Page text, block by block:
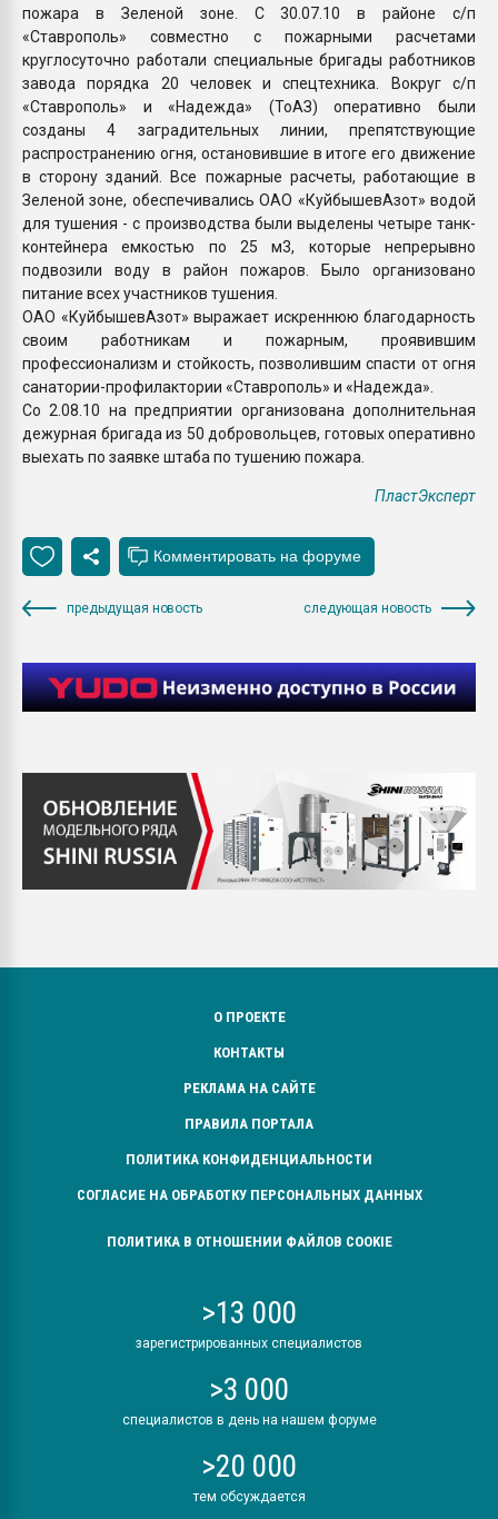
пожара в Зеленой зоне. С 30.07.10 в районе с/п
«Ставрополь» совместно с пожарными расчетами
круглосуточно работали специальные бригады работников
завода порядка 20 человек и спецтехника. Вокруг с/п
«Ставрополь» и «Надежда» (ТоАЗ) оперативно были
созданы 4 заградительных линии, препятствующие
распространению огня, остановившие в итоге его движение
в сторону зданий. Все пожарные расчеты, работающие в
Зеленой зоне, обеспечивались ОАО «КуйбышевАзот» водой
для тушения - с производства были выделены четыре танк-
контейнера емкостью по 25 м3, которые непрерывно
подвозили воду в район пожаров. Было организовано
питание всех участников тушения.
ОАО «КуйбышевАзот» выражает искреннюю благодарность
своим работникам и пожарным, проявившим
профессионализм и стойкость, позволившим спасти от огня
санатории-профилактории «Ставрополь» и «Надежда».
Со 2.08.10 на предприятии организована дополнительная
дежурная бригада из 50 добровольцев, готовых оперативно
выехать по заявке штаба по тушению пожара.
ПластЭксперт
предыдущая новость следующая новость
О ПРОЕКТЕ
КОНТАКТЫ
РЕКЛАМА НА САЙТЕ
ПРАВИЛА ПОРТАЛА
ПОЛИТИКА КОНФИДЕНЦИАЛЬНОСТИ
СОГЛАСИЕ НА ОБРАБОТКУ ПЕРСОНАЛЬНЫХ ДАННЫХ
ПОЛИТИКА В ОТНОШЕНИИ ФАЙЛОВ COOKIE
>13 000
зарегистрированных специалистов
>3 000
специалистов в день на нашем форуме
>20 000
тем обсуждается